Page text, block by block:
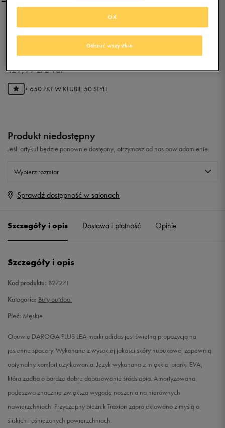
ADIDAS DAROGA PLUS
LEA
0.0(0)
129,99złz Vat
+ 650 PKT W KLUBIE 50 STYLE
Produkt niedostępny
Jeśli artykuł będzie ponownie dostępny, otrzymasz od nas powiadomienie.
Wybierz rozmiar
Rozmiary EU
42 26,5 cm
42 2/3
43 1/3 27,5 cm Powiadom o dostępności
28 cm
Powiadom o dostępności
45 1/3 29 cm
Sprawdź dostępność w salonach
Szczegóły i opis Dostawa i płatność Opinie
Szczegóły i opis
Kod produktu: B27271
Kategoria: Buty outdoor
Płeć: Męskie
Obuwie DAROGA PLUS LEA marki adidas jest świetną propozycją na
jesienne spacery. Wykonane z wysokiej jakości skóry nubukowej zapewnią
optymalny komfort użytkowania. Język wykonano z miękkiej pianki EVA,
która zadba o bardzo dobre dopasowanie śródstopia. Amortyzowana
podeszwa znacznie zwiększa wygodę noszenia na nierównych
nawierzchniach. Przyczepny bieżnik Traxion zaprojektowano z myślą o
śliskich i ośnieżonych powierzchniach.
Odrzuć wszystkie
OK